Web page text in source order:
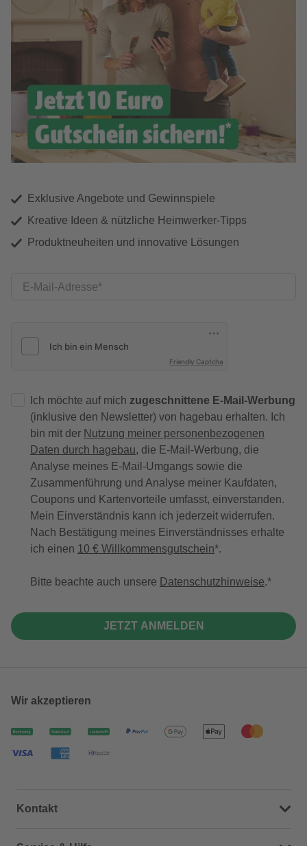
Exklusive Angebote und Gewinnspiele
Kreative Ideen & nützliche Heimwerker-Tipps
Produktneuheiten und innovative Lösungen
E-Mail-Adresse
Friendly Captcha
Ich möchte auf mich zugeschnittene E-Mail-Werbung
(inklusive den Newsletter) von hagebau erhalten. Ich
bin mit der Nutzung meiner personenbezogenen
Daten durch hagebau, die E-Mail-Werbung, die
Analyse meines E-Mail-Umgangs sowie die
Zusammenführung und Analyse meiner Kaufdaten,
Coupons und Kartenvorteile umfasst, einverstanden.
Mein Einverständnis kann ich jederzeit widerrufen.
Nach Bestätigung meines Einverständnisses erhalte
ich einen 10 € Willkommensgutschein*.
Bitte beachte auch unsere Datenschutzhinweise.
JETZT ANMELDEN
Wir akzeptieren
Kontakt